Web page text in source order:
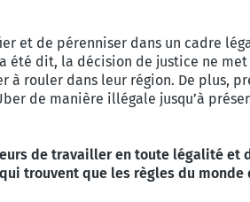
et de pérenniser dans un cadre
dit, la décision de justice ne met
rouler dans leur région. De plus,
de manière illégale jusqu’à
de travailler en toute légalité et
trouvent que les règles du